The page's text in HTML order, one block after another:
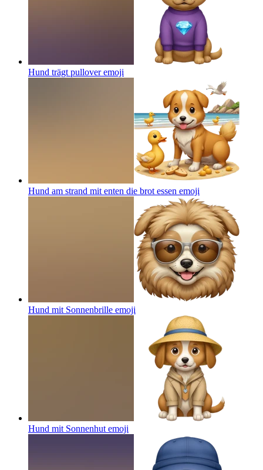
Hund trägt pulloveremoji
Hund am strand mit enten die brot essen emoji
Hund mit Sonnenbrille emoji
Hund mit Sonnenhut emoji